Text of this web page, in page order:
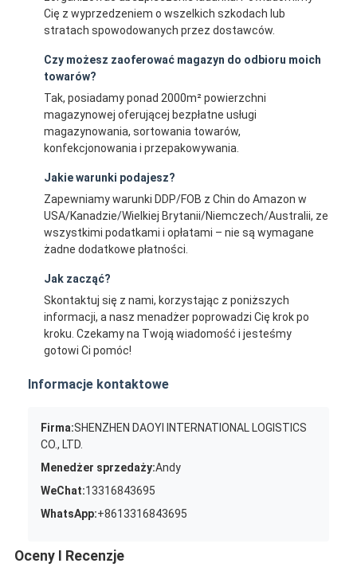
Cię z wyprzedzeniem o wszelkich szkodach lub
stratach spowodowanych przez dostawców.
Czy możesz zaoferować magazyn do odbioru moich
towarów?
Tak, posiadamy ponad 2000m² powierzchni
magazynowej oferującej bezpłatne usługi
magazynowania, sortowania towarów,
konfekcjonowania i przepakowywania.
Jakie warunki podajesz?
Zapewniamy warunki DDP/FOB z Chin do Amazon w
USA/Kanadzie/Wielkiej Brytanii/Niemczech/Australii, ze
wszystkimi podatkami i opłatami – nie są wymagane
żadne dodatkowe płatności.
Jak zacząć?
Skontaktuj się z nami, korzystając z poniższych
informacji, a nasz menadżer poprowadzi Cię krok po
kroku. Czekamy na Twoją wiadomość i jesteśmy
gotowi Ci pomóc!
Informacje kontaktowe
Firma:SHENZHEN DAOYI INTERNATIONAL LOGISTICS
CO., LTD.
Menedżer sprzedaży:Andy
WeChat:13316843695
WhatsApp:+8613316843695
Oceny I Recenzje